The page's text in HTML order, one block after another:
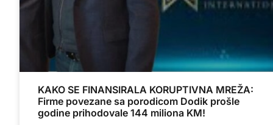
KAKO SE FINANSIRALA KORUPTIVNA MREŽA:
Firme povezane sa porodicom Dodik prošle
godine prihodovale 144 miliona KM!